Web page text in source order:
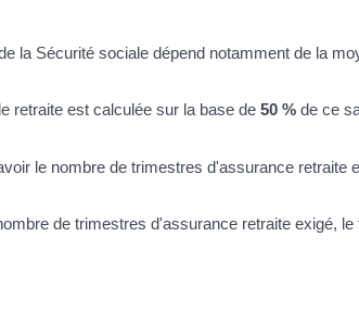
la Sécurité sociale dépend notamment de la
retraite est calculée sur la base de 50 % de ce
le nombre de trimestres d'assurance retraite
de trimestres d'assurance retraite exigé, le